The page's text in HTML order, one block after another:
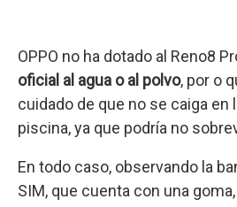
OPPO no ha dotado al Reno8
oficial al agua o al polvo, por o
cuidado de que no se caiga en
piscina, ya que podría no
En todo caso, observando la
SIM, que cuenta con una